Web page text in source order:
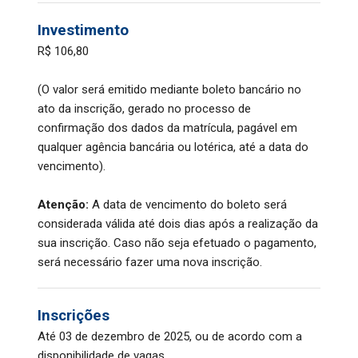
Investimento
R$ 106,80
(O valor será emitido mediante boleto bancário no
ato da inscrição, gerado no processo de
confirmação dos dados da matrícula, pagável em
qualquer agência bancária ou lotérica, até a data do
vencimento).
Atenção: A data de vencimento do boleto será
considerada válida até dois dias após a realização da
sua inscrição. Caso não seja efetuado o pagamento,
será necessário fazer uma nova inscrição.
Inscrições
Até 03 de dezembro de 2025, ou de acordo com a